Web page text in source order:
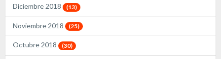
Diciembre 2018 (13)
Noviembre 2018 (25)
Octubre 2018 (30)